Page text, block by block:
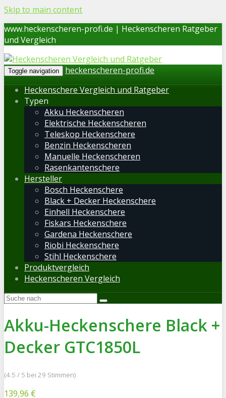
Skip to main content
www.heckenscheren-profi.de | Heckenscheren Ratgeber
und Vergleich
Toggle navigation
heckenscheren-profi.de
Heckenschere Vergleich und Ratgeber
Typen
Akku Heckenscheren
Elektrische Heckenscheren
Teleskop Heckenschere
Benzin Heckenscheren
Manuelle Heckenscheren
Rasenkantenschere
Hersteller
Bosch Heckenschere
Black + Decker Heckenschere
Einhell Heckenschere
Fiskars Heckenschere
Gardena Heckenschere
Riobi Heckenschere
Stihl Heckenschere
Produktvergleich
Heckenscheren Vergleich
Akku-Heckenschere Black +
Decker GTC1850L
(4.5 / 5 bei 29 Stimmen)
139,96 €